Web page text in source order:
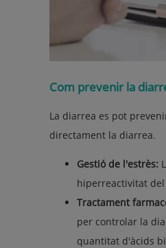
Com prevenir la
La diarrea es pot
directament la diarrea.
Gestió de l'estrès:
hiperreactivitat
Tractament
per controlar la
quantitat d'àcids